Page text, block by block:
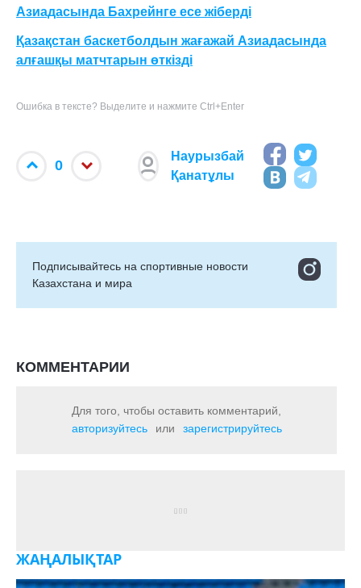
Азиадасында Бахрейнге есе жіберді
Қазақстан баскетболдын жағажай Азиадасында
алғашқы матчтарын өткізді
Ошибка в тексте? Выделите и нажмите Ctrl+Enter
0
Наурызбай
Қанатұлы
Подписывайтесь на cпортивные новости
Казахстана и мира
КОММЕНТАРИИ
Для того, чтобы оставить комментарий,
авторизуйтесь
или зарегистрируйтесь
ЖАҢАЛЫҚТАР